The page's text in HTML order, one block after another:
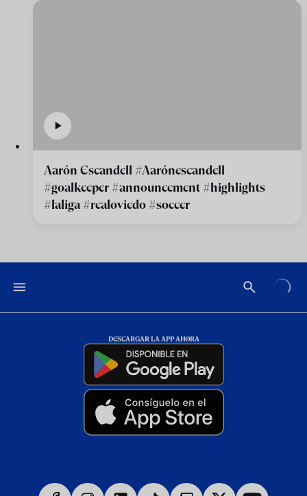
Aarón Escandell #Aarónescandell
#goalkeeper #announcement #highlights
#laliga #realoviedo #soccer
DESCARGAR LA APP AHORA